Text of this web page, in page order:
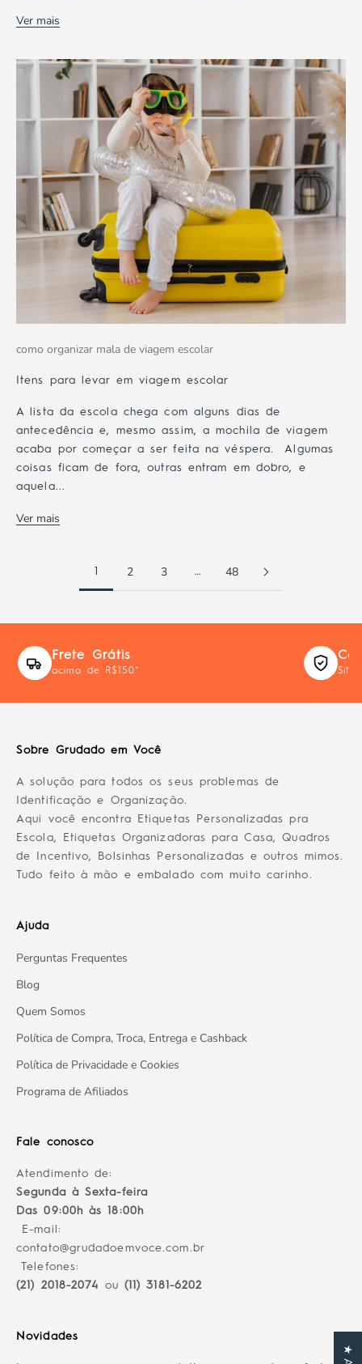
Ver mais
como organizar mala de viagem escolar
Itens para levar em viagem escolar
A lista da escola chega com alguns dias de
antecedência e, mesmo assim, a mochila de viagem
acaba por começar a ser feita na véspera. Algumas
coisas ficam de fora, outras entram em dobro, e
aquela...
Ver mais
1 2 3 … 48
Frete Grátis
acima de R$150* Site
Sobre Grudado em Você
A solução para todos os seus problemas de
Identificação e Organização.
Aqui você encontra Etiquetas Personalizadas pra
Escola, Etiquetas Organizadoras para Casa, Quadros
de Incentivo, Bolsinhas Personalizadas e outros mimos.
Tudo feito à mão e embalado com muito carinho.
Ajuda
Perguntas Frequentes
Blog
Quem Somos
Política de Compra, Troca, Entrega e Cashback
Política de Privacidade e Cookies
Programa de Afiliados
Fale conosco
Atendimento de:
Segunda à Sexta-feira
Das 09:00h às 18:00h
E-mail:
contato@grudadoemvoce.com.br
Telefones:
(21) 2018-2074
ou (11) 3181-6202
Novidades